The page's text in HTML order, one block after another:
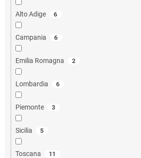
Alto Adige 6
Campania 6
Emilia Romagna 2
Lombardia 6
Piemonte 3
Sicilia 5
Toscana 11